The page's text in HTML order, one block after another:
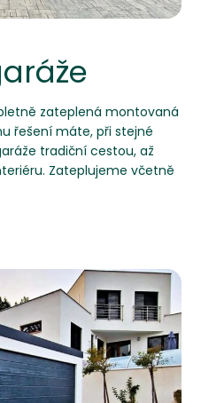
zateplená montovaná
řešení máte, při stejné
tradiční cestou, až
Zateplujeme včetně